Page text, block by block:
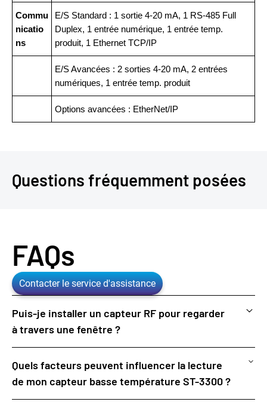
Commu
nicatio
ns
E/S Standard : 1 sortie 4-20 mA, 1 RS-485 Full
Duplex, 1 entrée numérique, 1 entrée temp.
produit, 1 Ethernet TCP/IP
E/S Avancées : 2 sorties 4-20 mA, 2 entrées
numériques, 1 entrée temp. produit
Options avancées : EtherNet/IP
Questions fréquemment posées
FAQs
Contacter le service d'assistance
Puis-je installer un capteur RF pour regarder
à travers une fenêtre ?
l'humidité et avoir une épaisseur totale ne dépassant pas
3 mm (0,125 po)
Quels facteurs peuvent influencer la lecture
de mon capteur basse température ST-3300 ?